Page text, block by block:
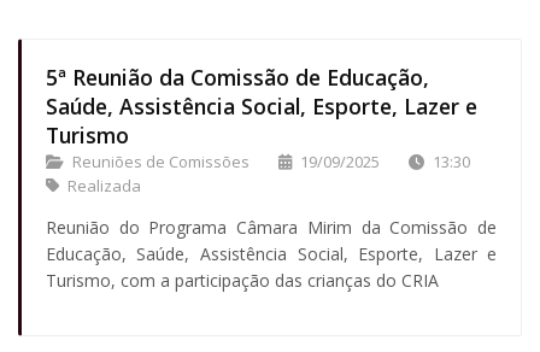
5ª Reunião da Comissão de Educação,
Saúde, Assistência Social, Esporte, Lazer e
Turismo
Reuniões de Comissões 19/09/2025
13:30
Realizada
Reunião do Programa Câmara Mirim da Comissão de
Educação, Saúde, Assistência Social, Esporte, Lazer e
Turismo, com a participação das crianças do CRIA